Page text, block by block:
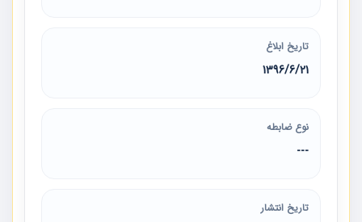
تاریخ ابلاغ
1396/6/21
نوع ضابطه
---
تاریخ انتشار